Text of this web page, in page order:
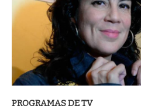
PROGRAMAS DE TV